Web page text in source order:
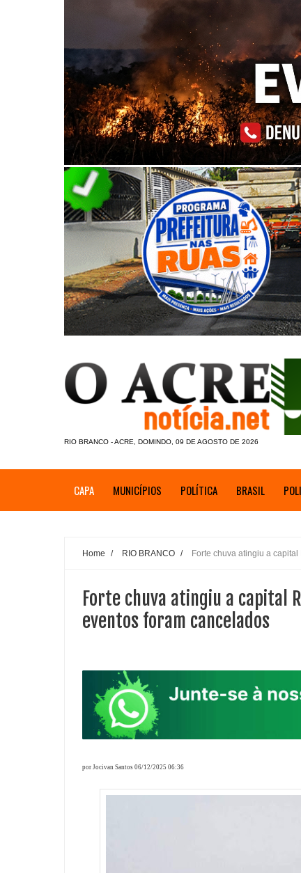
RIO BRANCO - ACRE, DOMINDO, 09 DE AGOSTO DE 2026
CAPA MUNICÍPIOS POLÍTICA BRASIL
Home / RIO BRANCO / Forte chuva atingiu a
Forte chuva atingiu a capital
eventos foram cancelados
por Jocivan Santos 06/12/2025 06:36